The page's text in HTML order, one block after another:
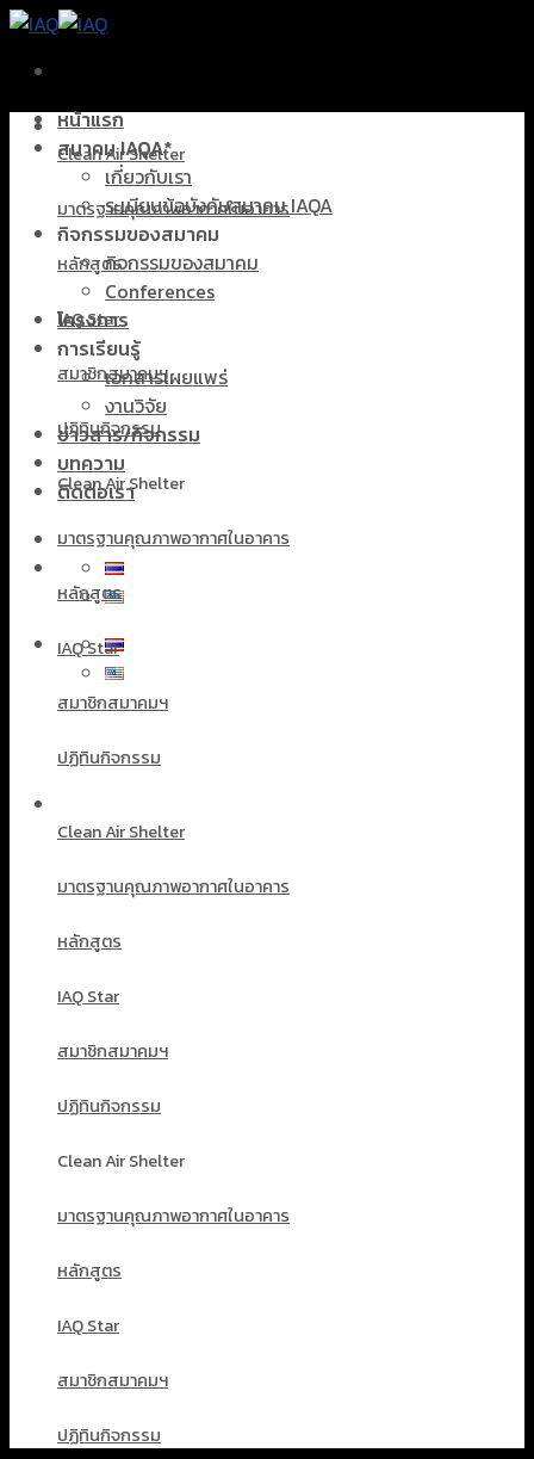
Skip
content
หน้าแรก
สมาคม IAQA*
เกี่ยวกับเรา
ระเบียบข้อบังคับสมาคม IAQA
กิจกรรมของสมาคม
กิจกรรมของสมาคม
Conferences
โครงการ
การเรียนรู้
เอกสารเผยแพร่
งานวิจัย
ข่าวสาร/กิจกรรม
บทความ
ติดต่อเรา
Clean Air Shelter
มาตรฐานคุณภาพอากาศในอาคาร
หลักสูตร
IAQ Star
สมาชิกสมาคมฯ
ปฏิทินกิจกรรม
Clean Air Shelter
มาตรฐานคุณภาพอากาศในอาคาร
หลักสูตร
IAQ Star
สมาชิกสมาคมฯ
ปฏิทินกิจกรรม
Clean Air Shelter
มาตรฐานคุณภาพอากาศในอาคาร
หลักสูตร
IAQ Star
สมาชิกสมาคมฯ
ปฏิทินกิจกรรม
Clean Air Shelter
มาตรฐานคุณภาพอากาศในอาคาร
หลักสูตร
IAQ Star
สมาชิกสมาคมฯ
ปฏิทินกิจกรรม